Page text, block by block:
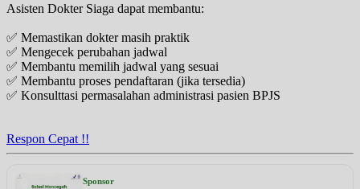
UMUM
Selasa, 01/09/2026
Jam 19:00 - 21:00
UMUM
Kamis, 03/09/2026
Asisten Dokter Siaga dapat membantu:
✅ Memastikan dokter masih praktik
✅ Mengecek perubahan jadwal
✅ Membantu memilih jadwal yang sesuai
✅ Membantu proses pendaftaran (jika tersedia)
✅ Konsulttasi permasalahan administrasi pasien BPJS
Respon Cepat !!
Sponsor